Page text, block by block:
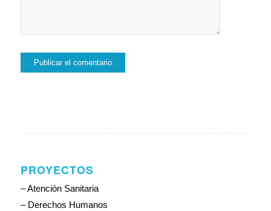
PROYECTOS
– Atención Sanitaria
– Derechos Humanos